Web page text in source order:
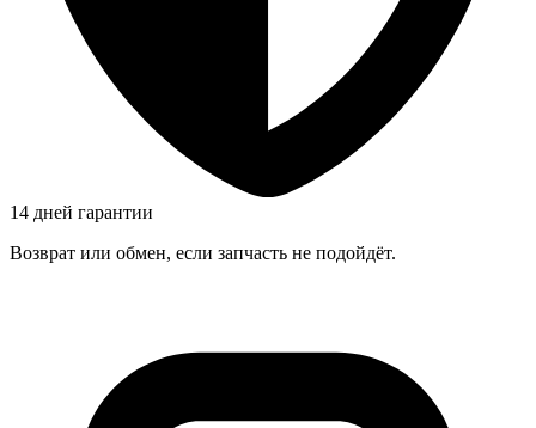
14 дней гарантии
Возврат или обмен, если запчасть не подойдёт.